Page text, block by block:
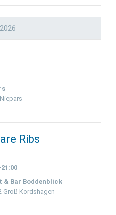
Ribs
& Bar Boddenblick
Groß Kordshagen